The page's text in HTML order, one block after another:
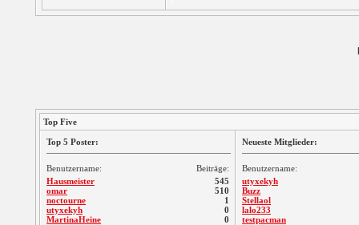
Top Five
Top 5 Poster:
Benutzername:
Beiträge:
Hausmeister
omar
noctourne
utyxekyh
MartinaHeine
545
510
1
0
0
Neueste Mitglieder:
Benutzername:
utyxekyh
Buzz
Stellaol
lalo233
testpacman